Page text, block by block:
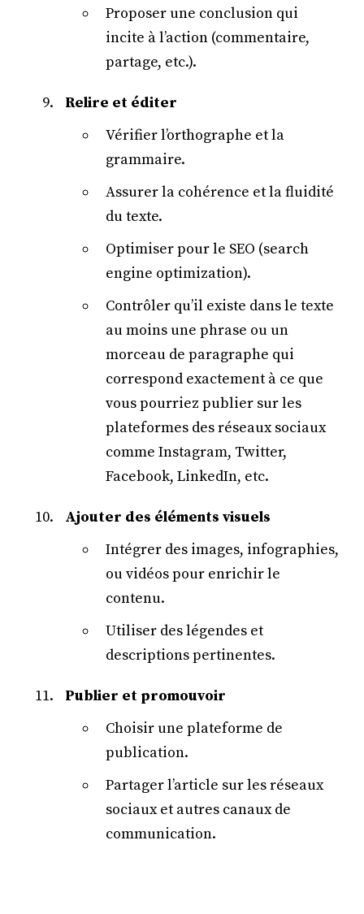
Proposer une conclusion qui
incite à l’action (commentaire,
partage, etc.).
Relire et éditer
Vérifier l’orthographe et la
grammaire.
Assurer la cohérence et la fluidité
du texte.
Optimiser pour le SEO (search
engine optimization).
Contrôler qu’il existe dans le texte
au moins une phrase ou un
morceau de paragraphe qui
correspond exactement à ce que
vous pourriez publier sur les
plateformes des réseaux sociaux
comme Instagram, Twitter,
Facebook, LinkedIn, etc.
Ajouter des éléments visuels
Intégrer des images, infographies,
ou vidéos pour enrichir le
contenu.
Utiliser des légendes et
descriptions pertinentes.
Publier et promouvoir
Choisir une plateforme de
publication.
Partager l’article sur les réseaux
sociaux et autres canaux de
communication.